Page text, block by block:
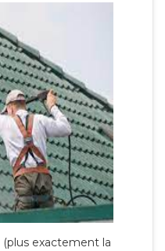
(plus exactement la